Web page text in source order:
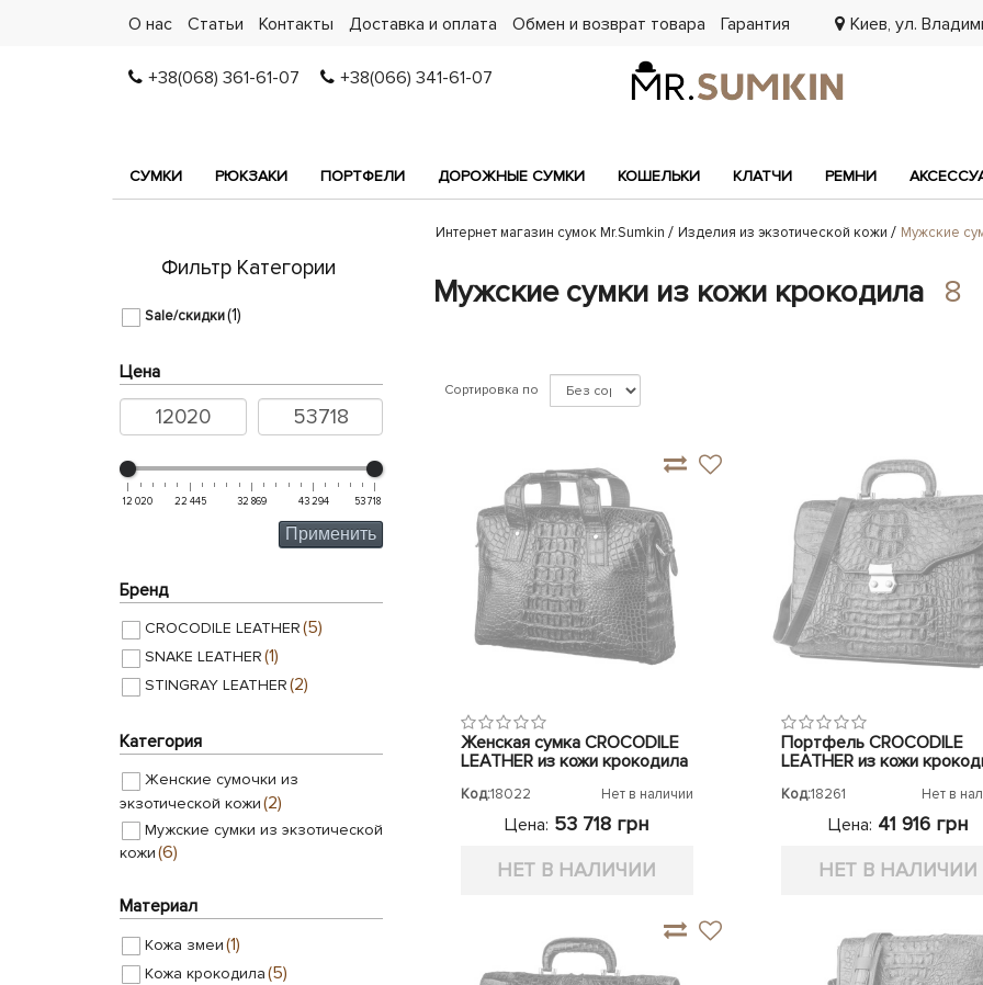
О нас Статьи Контакты Доставка и оплата Обмен и возврат товара Гарантия Киев, ул.
+38(068) 361-61-07 +38(066) 341-61-07
СУМКИ РЮКЗАКИ ПОРТФЕЛИ ДОРОЖНЫЕ СУМКИ КОШЕЛЬКИ КЛАТЧИ РЕМНИ
Фильтр Категории
Sale/скидки(1)
Цена
12 020 22 445 32 869 43 294 53 718
Применить
Бренд
CROCODILE LEATHER(5)
SNAKE LEATHER(1)
STINGRAY LEATHER(2)
Категория
Женские сумочки из
экзотической кожи(2)
Мужские сумки из экзотической
кожи(6)
Материал
Кожа змеи(1)
Кожа крокодила(5)
Интернет магазин сумок Mr.Sumkin Изделия из экзотической кожи Мужские
Мужские сумки из кожи крокодила 8
Сортировка по
Женская сумка CROCODILE
LEATHER из кожи крокодила
Код:18022 Нет в наличии
Цена: 53 718 грн
НЕТ В НАЛИЧИИ
Портфель CROCODILE
LEATHER из кожи
Код:18261 Нет в
Цена: 41 916 грн
НЕТ В НАЛИЧИИ